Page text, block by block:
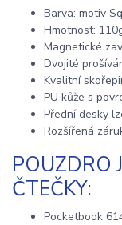
Barva: motiv
Hmotnost:
Magnetické
Dvojité
Kvalitní
PU kůže s
Přední desky
Rozšířená
POUZDRO
ČTEČKY:
Pocketbook